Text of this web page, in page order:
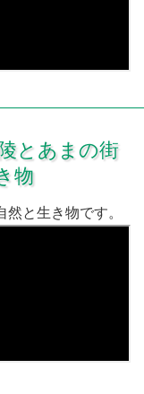
とあまの街
物
と生き物です。